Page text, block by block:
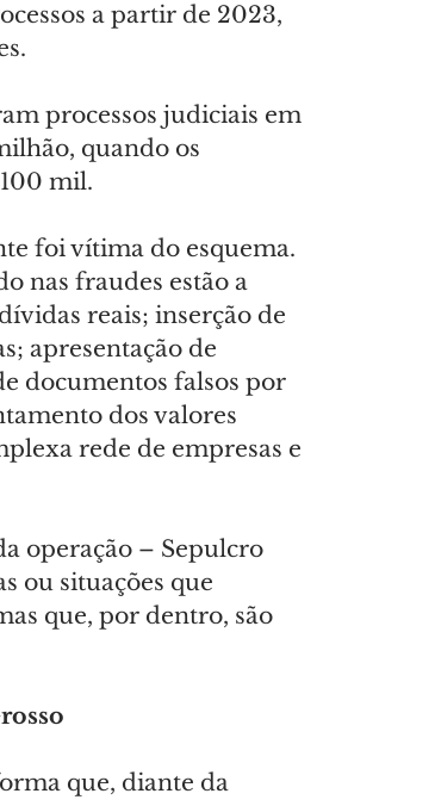
a partir de 2023,
processos judiciais em
quando os
mil.
foi vítima do esquema.
nas fraudes estão a
reais; inserção de
apresentação de
documentos falsos por
dos valores
rede de empresas e
operação – Sepulcro
ou situações que
que, por dentro, são
que, diante da